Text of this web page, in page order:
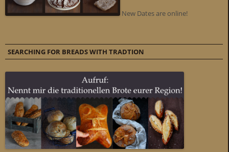
New Dates are online!
SEARCHING FOR BREADS WITH TRADTION